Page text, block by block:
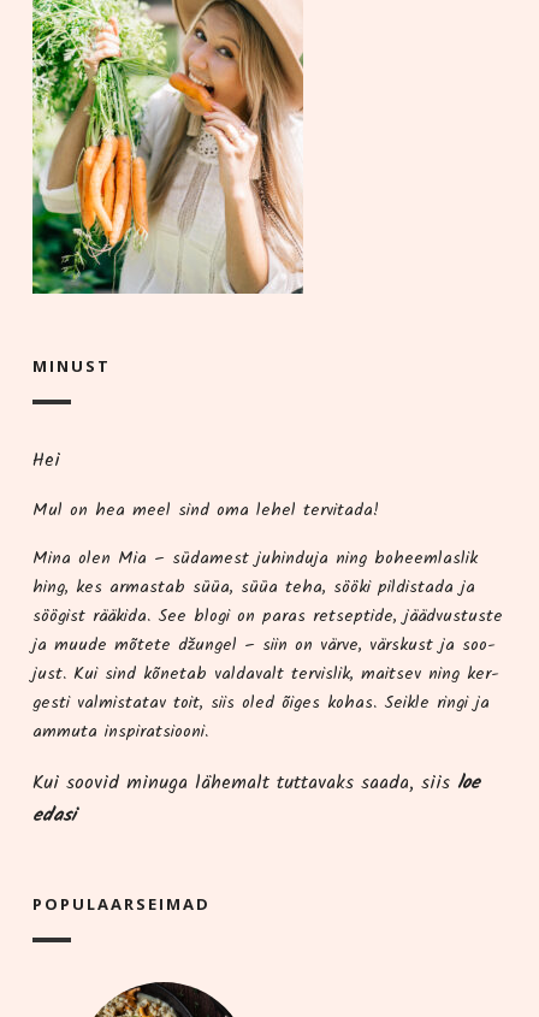
MINUST
Hei
Mul on hea meel sind oma lehel tervitada!
Mina olen Mia – süda­me­st juhindu­ja ning boheem­las­lik
hing, kes armas­tab süüa, süüa teha, söö­ki pil­dis­ta­da ja
söö­gist rää­ki­da. See blo­gi on paras ret­sep­ti­de, jääd­vus­tus­te
ja muu­de mõte­te džun­gel – siin on vär­ve, värs­kust ja soo­
just. Kui sind kõne­tab val­da­valt ter­vis­lik, mait­sev ning ker­
ges­ti val­mis­ta­tav toit, siis oled õiges kohas. Seik­le rin­gi ja
ammu­ta inspiratsiooni.
Kui soo­vid minu­ga lähe­malt tut­ta­vaks saa­da, siis loe
edasi
POPU­LAAR­SEI­MAD